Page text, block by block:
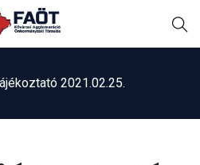
2021.02.25.